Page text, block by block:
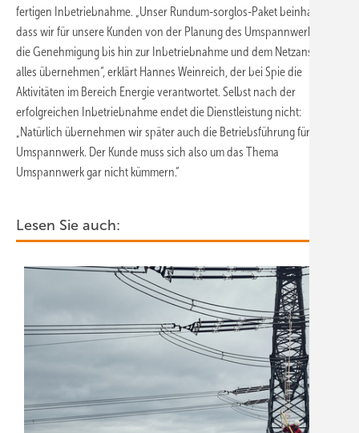
fertigen Inbetriebnahme. „Unser Rundum-sorglos-Paket beinhaltet,
dass wir für unsere Kunden von der Planung des Umspannwerks über
die Genehmigung bis hin zur Inbetriebnahme und dem Netzanschluss
alles übernehmen“, erklärt Hannes Weinreich, der bei Spie die
Aktivitäten im Bereich Energie verantwortet. Selbst nach der
erfolgreichen Inbetriebnahme endet die Dienstleistung nicht:
„Natürlich übernehmen wir später auch die Betriebsführung für das
Umspannwerk. Der Kunde muss sich also um das Thema
Umspannwerk gar nicht kümmern.“
Lesen Sie auch: